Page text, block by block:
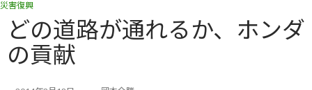
コ
ナ
災害復興
どの道路が通れるか、ホンダ
の貢献